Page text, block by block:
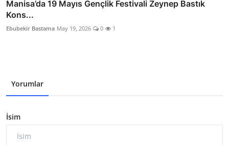
Manisa’da 19 Mayıs Gençlik Festivali Zeynep Bastık
Kons...
Ebubekir Bastama May 19, 2026 0 1
Yorumlar
İsim